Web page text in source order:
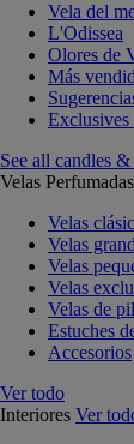
Vela del
L'Odissea
Olores de
Más
Exclusives
See all candles
Velas Perfumadas
Velas
Velas
Velas
Velas
Velas de
Estuches
Accesorios
Ver todo
Interiores Ver